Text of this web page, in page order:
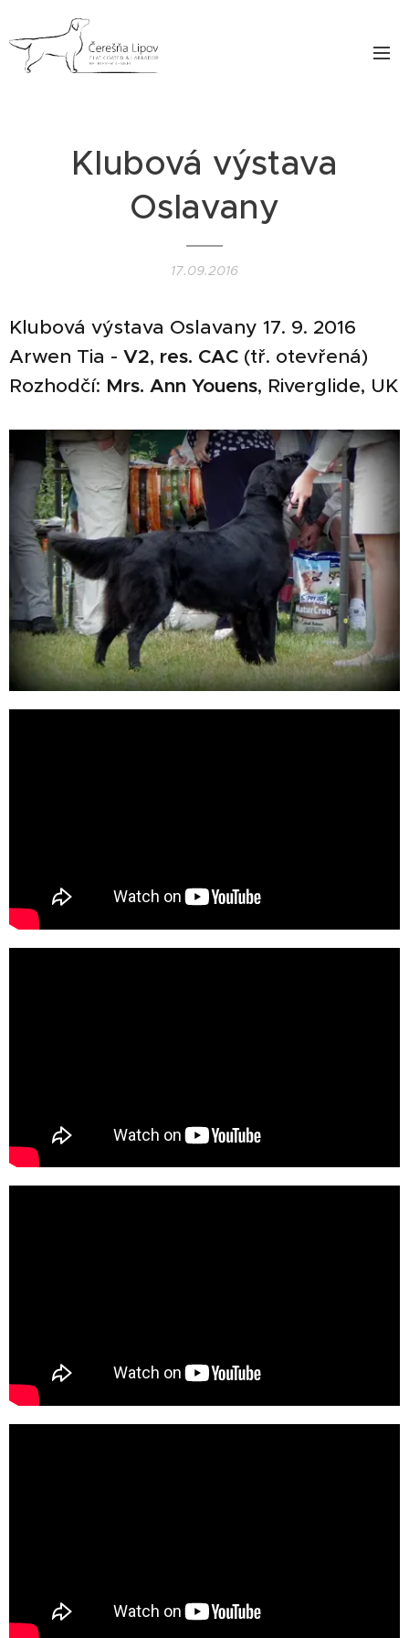
Klubová výstava
Oslavany
17.09.2016
Klubová výstava Oslavany 17. 9. 2016
Arwen Tia - V2, res. CAC (tř. otevřená)
Rozhodčí: Mrs. Ann Youens, Riverglide, UK